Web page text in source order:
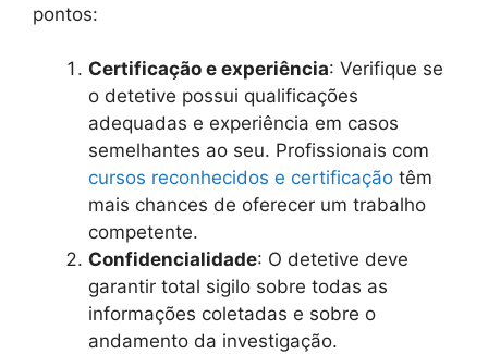
pontos:
Certificação e experiência: Verifique se
o detetive possui qualificações
adequadas e experiência em casos
semelhantes ao seu. Profissionais com
cursos reconhecidos e certificação têm
mais chances de oferecer um trabalho
competente.
Confidencialidade: O detetive deve
garantir total sigilo sobre todas as
informações coletadas e sobre o
andamento da investigação.